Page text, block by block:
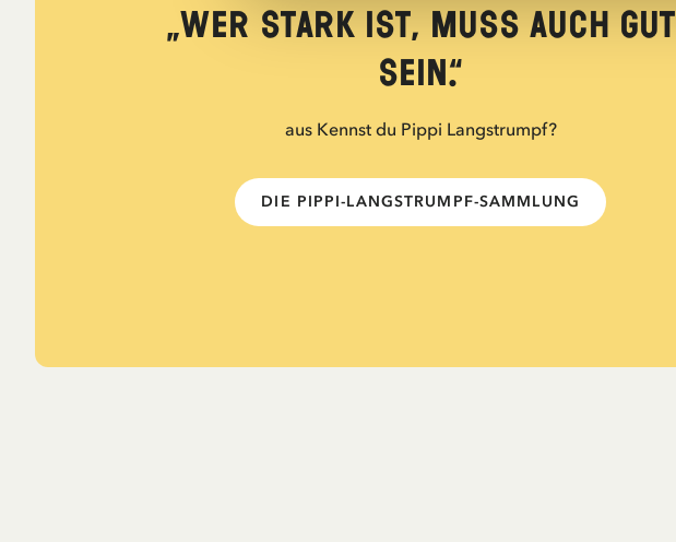
„Wer stark ist, muss auch gut
sein.“
aus Kennst du Pippi Langstrumpf?
DIE PIPPI-LANGSTRUMPF-SAMMLUNG